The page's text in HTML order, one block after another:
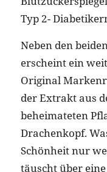
Typ 2-
Neben den
erscheint ein
Original
der Extrakt aus
beheimateten
Drachenkopf.
Schönheit nur
täuscht über